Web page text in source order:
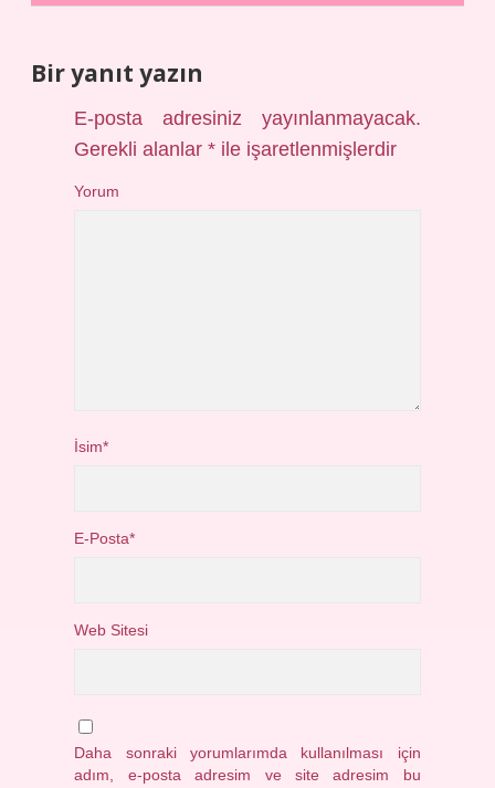
Bir yanıt yazın
E-posta adresiniz yayınlanmayacak.
Gerekli alanlar* ile işaretlenmişlerdir
Yorum
İsim*
E-Posta*
Web Sitesi
Daha sonraki yorumlarımda kullanılması için
adım, e-posta adresim ve site adresim bu